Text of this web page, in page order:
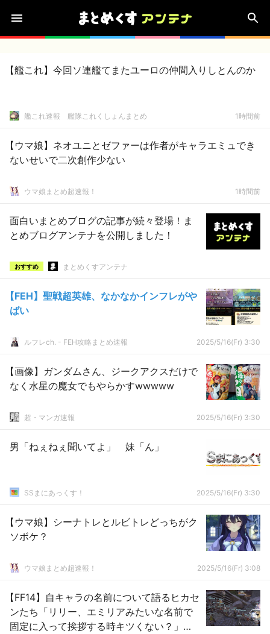
【艦これ】今回ソ連艦てまたユーロの仲間入りしとんのか
艦これ速報 艦隊これくしょんまとめ 1時間前
【ウマ娘】ネオユニとゼファーは作者がキャラエミュでき
ないせいで二次創作少ない
ウマ娘まとめ超速報！ 1時間前
面白いまとめブログの記事が続々登場！ま
とめブログアンテナを公開しました！
おすすめ まとめくすアンテナ
【FEH】聖戦超英雄、なかなかインフレがや
ばい
ルフレch. - FEH攻略まとめ速報 2025/5/16(Fr) 3:30
【画像】ガンダムさん、ジークアクスだけで
なく水星の魔女でもやらかすwwwww
超・マンガ速報 2025/5/16(Fr) 3:30
男「ねぇねぇ聞いてよ」 妹「ん」
SSまにあっくす！ 2025/5/16(Fr) 3:30
【ウマ娘】シーナトレとルビトレどっちがク
ソボケ？
ウマ娘まとめ超速報！ 2025/5/16(Fr) 3:08
【FF14】自キャラの名前について語るヒカセ
ンたち「リリー、エミリアみたいな名前で
固定に入って挨拶する時キツくない？」